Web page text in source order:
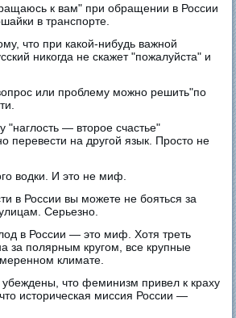
к вам" при обращении в России
в транспорте.
что при какой-нибудь важной
никогда не скажет "пожалуйста" и
или проблему можно решить"по
"наглость — второе счастье"
перевести на другой язык. Просто не
водки. И это не миф.
в России вы можете не бояться за
Серьезно.
в России — это миф. Хотя треть
за полярным кругом, все крупные
климате.
что феминизм привел к краху
историческая миссия России —